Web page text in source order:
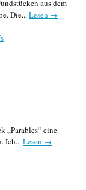
aus dem
Die... Lesen →
„Parables“ eine
Ich... Lesen →